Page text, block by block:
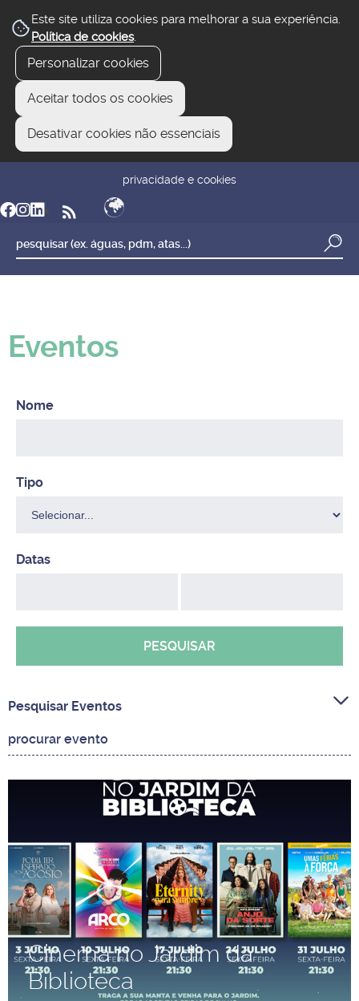
Este site utiliza cookies para melhorar a sua experiência.
Política de cookies.
Personalizar cookies
Aceitar todos os cookies
Desativar cookies não essenciais
privacidade e cookies
Eventos
PESQUISAR
Pesquisar Eventos
Cinema no Jardim da
Biblioteca